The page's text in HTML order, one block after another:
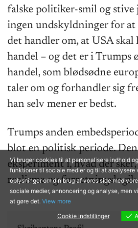
falske politiker-smil og stive
ingen undskyldninger for at
det handler om, at USA skal
handel – og det er i Trumps
handel, som blødsødne
taler om og forhandler sig
han selv mener er bedst.
Trumps anden
blot en politisk periode.
eksperiment i, hvad der
realisme og
Vi bruger cookies til at personalisere indhold
funktioner til sociale medier og til at analysere
oplysninger om din brug af vores side med
sociale medier, annoncering og analyse, men
at gøre det. View more
Cookie indstillinger